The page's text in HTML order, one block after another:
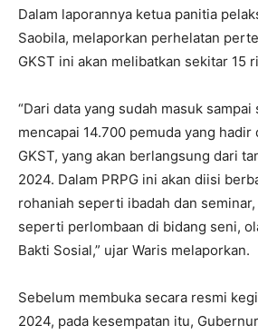
Dalam laporannya ketua panitia
Saobila, melaporkan perhelatan
GKST ini akan melibatkan sekitar 15
“Dari data yang sudah masuk sampai
mencapai 14.700 pemuda yang hadir
GKST, yang akan berlangsung dari
2024. Dalam PRPG ini akan diisi
rohaniah seperti ibadah dan
seperti perlombaan di bidang seni,
Bakti Sosial,” ujar Waris melaporkan.
Sebelum membuka secara resmi
2024, pada kesempatan itu,